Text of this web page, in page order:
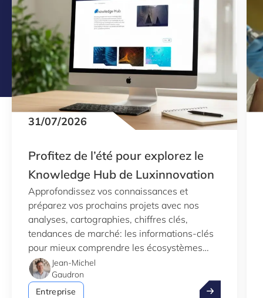
31/07/2026
Profitez de l’été pour explorez le
Knowledge Hub de Luxinnovation
Approfondissez vos connaissances et
préparez vos prochains projets avec nos
analyses, cartographies, chiffres clés,
tendances de marché: les informations-clés
pour mieux comprendre les écosystèmes
d’innovation au Luxembourg.
Jean-Michel
Gaudron
Entreprise
Profitez de